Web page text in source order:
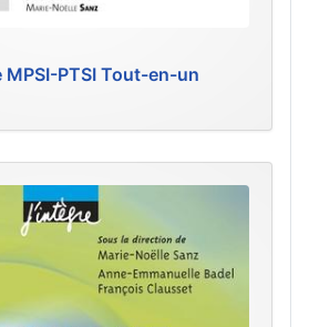
MPSI-PTSI Tout-en-un